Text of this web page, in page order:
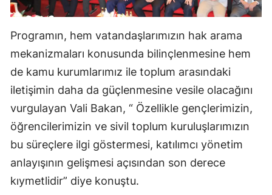
Programın, hem vatandaşlarımızın hak arama
mekanizmaları konusunda bilinçlenmesine hem
de kamu kurumlarımız ile toplum arasındaki
iletişimin daha da güçlenmesine vesile olacağını
vurgulayan Vali Bakan, “ Özellikle gençlerimizin,
öğrencilerimizin ve sivil toplum kuruluşlarımızın
bu süreçlere ilgi göstermesi, katılımcı yönetim
anlayışının gelişmesi açısından son derece
kıymetlidir” diye konuştu.